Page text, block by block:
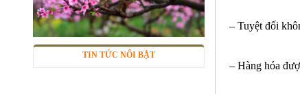
TIN TỨC NỔI BẬT
– Tuyệt đối
– Hàng hóa